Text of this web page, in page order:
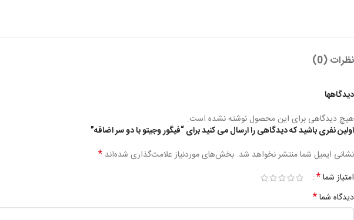
نظرات (0)
دیدگاهها
هیچ دیدگاهی برای این محصول نوشته نشده است.
اولین نفری باشید که دیدگاهی را ارسال می کنید برای “فیگور وجیتو با دو سر اضافه”
نشانی ایمیل شما منتشر نخواهد شد. بخش‌های موردنیاز علامت‌گذاری شده‌اند *
امتیاز شما*
دیدگاه شما*